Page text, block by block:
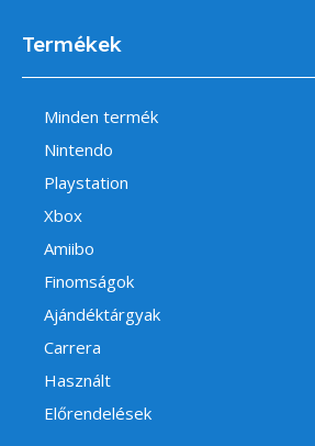
Termékek
Minden termék
Nintendo
Playstation
Xbox
Amiibo
Finomságok
Ajándéktárgyak
Carrera
Használt
Előrendelések